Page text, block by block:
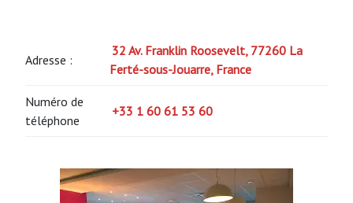
Adresse :
32 Av. Franklin Roosevelt, 77260 La
Ferté-sous-Jouarre, France
Numéro de
téléphone
+33 1 60 61 53 60